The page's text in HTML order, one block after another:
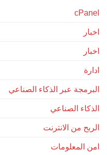
cPanel
اخبار
اخبار
ادارة
البرمجة عبر الذكاء الصناعي
الذكاء الصناعي
الربح من الانترنت
امن المعلومات